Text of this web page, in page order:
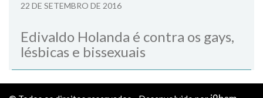
22 DE SETEMBRO DE 2016
Edivaldo Holanda é contra os gays,
lésbicas e bissexuais